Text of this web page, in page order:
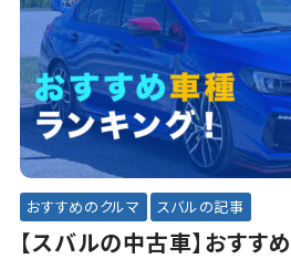
おすすめのクルマ スバルの記事
【スバルの中古車】おすす